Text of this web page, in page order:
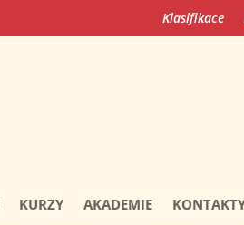
Klasifikace
KURZY AKADEMIE